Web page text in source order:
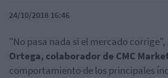
24/10/2018 16:46
"No pasa nada si el mercado
Ortega, colaborador de CMC
comportamiento de los principales